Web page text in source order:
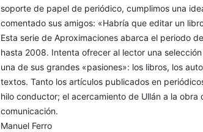
soporte de papel de periódico, cumplimos una
comentado sus amigos: «Habría que editar un
Esta serie de Aproximaciones abarca el periodo
hasta 2008. Intenta ofrecer al lector una
una de sus grandes «pasiones»: los libros, los
textos. Tanto los artículos publicados en
hilo conductor; el acercamiento de Ullán a la
comunicación.
Manuel Ferro